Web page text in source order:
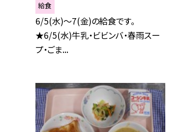
給食
6/5(水)～7(金)の給食です。
★6/5(水)牛乳・ビビンバ・春雨スー
プ・ごま...